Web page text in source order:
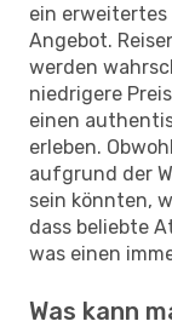
ein
Angebot.
werden
niedrigere
einen
erleben.
aufgrund der
sein könnten,
dass beliebte
was einen
Was kann